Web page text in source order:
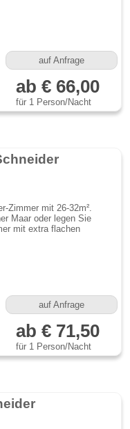
auf Anfrage
ab € 66,00
für 1 Person/Nacht
Zimmer mit 26-32m².
Maar oder legen Sie
mit extra flachen
auf Anfrage
ab € 71,50
für 1 Person/Nacht